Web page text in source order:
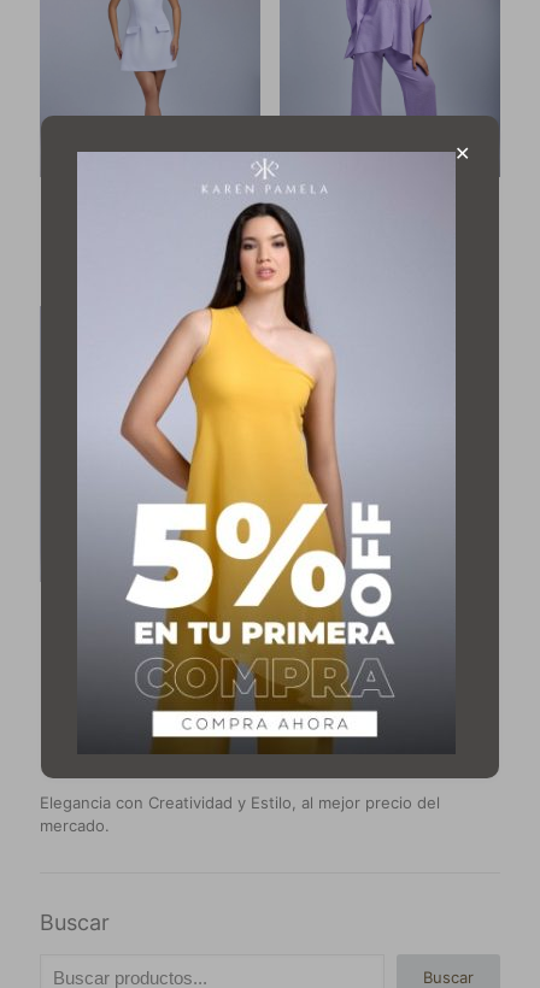
Conjunto Mariposa
Conjunto Lina
44,99
Karen Pamela
Elegancia con Creatividad y Estilo, al mejor precio del
mercado.
Buscar
Buscar
✕